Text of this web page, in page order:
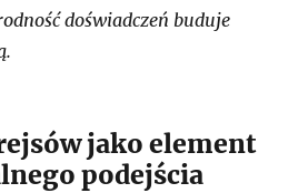
doświadczeń buduje
jako element
podejścia